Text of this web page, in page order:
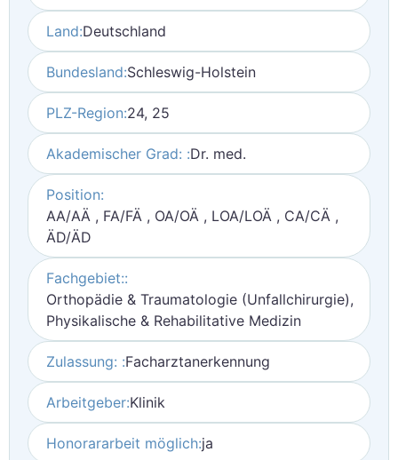
Land:Deutschland
Bundesland:Schleswig-Holstein
PLZ-Region:24, 25
Akademischer Grad: :Dr. med.
Position:
AA/AÄ , FA/FÄ , OA/OÄ , LOA/LOÄ , CA/CÄ ,
ÄD/ÄD
Fachgebiet::
Orthopädie & Traumatologie (Unfallchirurgie),
Physikalische & Rehabilitative Medizin
Zulassung: :Facharztanerkennung
Arbeitgeber:Klinik
Honorararbeit möglich:ja